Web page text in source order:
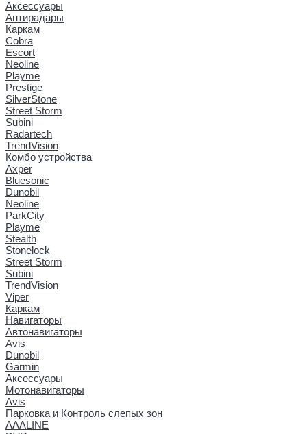
Аксессуары
Антирадары
Каркам
Cobra
Escort
Neoline
Playme
Prestige
SilverStone
Street Storm
Subini
Radartech
TrendVision
Комбо устройства
Axper
Bluesonic
Dunobil
Neoline
ParkCity
Playme
Stealth
Stonelock
Street Storm
Subini
TrendVision
Viper
Каркам
Навигаторы
Автонавигаторы
Avis
Dunobil
Garmin
Аксессуары
Мотонавигаторы
Avis
Парковка и Контроль слепых зон
AAALINE